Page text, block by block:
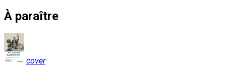
À paraître
cover